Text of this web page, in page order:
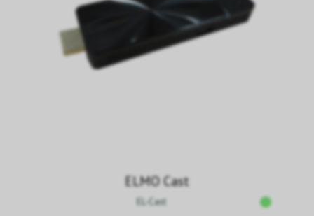
ELMO Cast
EL-Cast